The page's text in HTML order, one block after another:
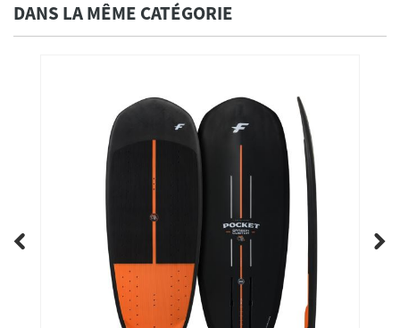
DANS LA MÊME CATÉGORIE